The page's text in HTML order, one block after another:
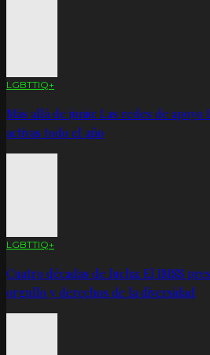
LGBTTIQ+
Más allá de junio: Las redes de apoyo
activas todo el año
LGBTTIQ+
Cuatro décadas de lucha: El IMSS
orgullo y derechos de la diversidad